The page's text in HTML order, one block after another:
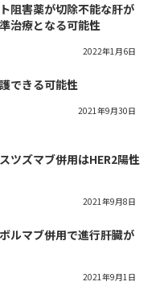
阻害薬が切除不能な肝が
治療となる可能性
2022年1月6日
できる可能性
2021年9月30日
ツズマブ併用はHER2陽性
2021年9月8日
ルマブ併用で進行肝臓が
2021年9月1日